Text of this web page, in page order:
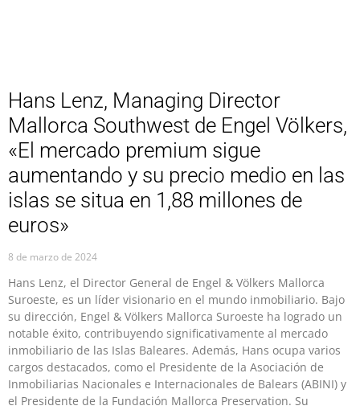
Hans Lenz, Managing Director
Mallorca Southwest de Engel Völkers,
«El mercado premium sigue
aumentando y su precio medio en las
islas se situa en 1,88 millones de
euros»
8 de marzo de 2024
Hans Lenz, el Director General de Engel & Völkers Mallorca
Suroeste, es un líder visionario en el mundo inmobiliario. Bajo
su dirección, Engel & Völkers Mallorca Suroeste ha logrado un
notable éxito, contribuyendo significativamente al mercado
inmobiliario de las Islas Baleares. Además, Hans ocupa varios
cargos destacados, como el Presidente de la Asociación de
Inmobiliarias Nacionales e Internacionales de Balears (ABINI) y
el Presidente de la Fundación Mallorca Preservation. Su